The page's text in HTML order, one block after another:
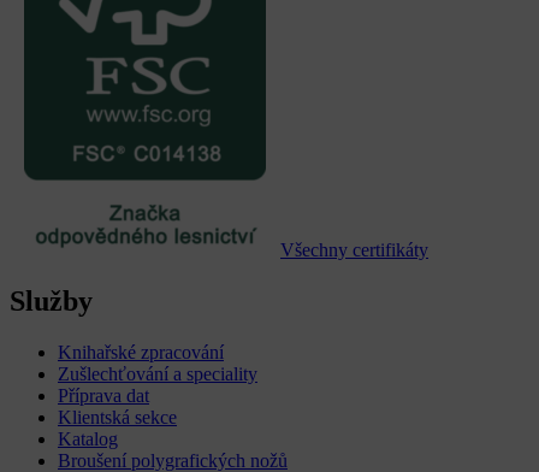
Všechny certifikáty
Služby
Knihařské zpracování
Zušlechťování a speciality
Příprava dat
Klientská sekce
Katalog
Broušení polygrafických nožů